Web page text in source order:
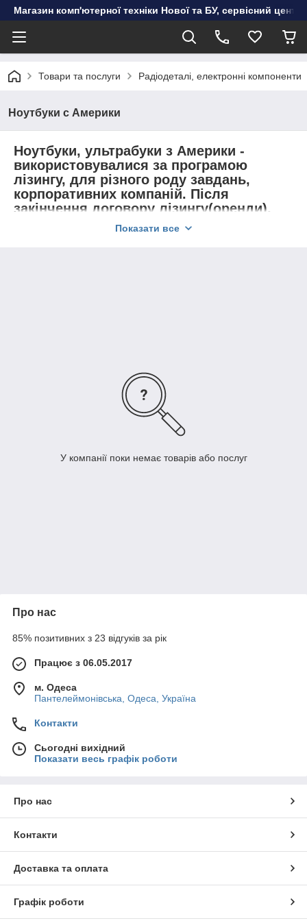
Магазин комп'ютерної техніки Нової та БУ, сервісний центр
Товари та послуги Радіодеталі, електронні компоненти
Ноутбуки c Америки
Ноутбуки, ультрабуки з Америки -
використовувалися за програмою
лізингу, для різного роду завдань,
корпоративних компаній. Після
закінчення договору лізингу(оренди),
ноутбуки повертаються на наш склад,
безкоштовний набір наклейок з
російською розкладкою або ж ми
зробимо лазерне гравіювання. ( 250
Показати все
У компанії поки немає товарів або послуг
Про нас
85% позитивних з 23 відгуків за рік
Працює з 06.05.2017
м. Одеса
Пантелеймонівська, Одеса, Україна
Контакти
Сьогодні вихідний
Показати весь графік роботи
Про нас
Контакти
Доставка та оплата
Графік роботи